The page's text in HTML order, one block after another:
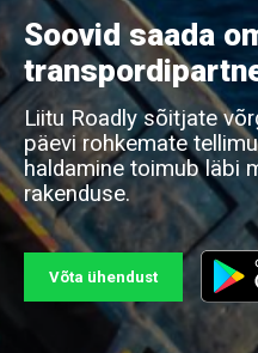
Soovid saada
Liitu Roadly sõitjate
päevi rohkemate
haldamine toimub läbi
rakenduse.
Võta ühendust